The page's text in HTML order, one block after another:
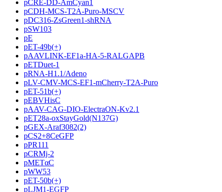
pCRE-DD-AmCyan1
pCDH-MCS-T2A-Puro-MSCV
pDC316-ZsGreen1-shRNA
pSW103
pE
pET-49b(+)
pAAVLINK-EF1a-HA-5-RALGAPB
pETDuet-1
pRNA-H1.1/Adeno
pLV-CMV-MCS-EF1-mCherry-T2A-Puro
pET-51b(+)
pEBVHisC
pAAV-CAG-DIO-ElectraON-Kv2.1
pET28a-oxStayGold(N137G)
pGEX-Araf3082(2)
pCS2+8CeGFP
pPR111
pCRMj-2
pMETαC
pWW53
pET-50b(+)
pLJM1-EGFP